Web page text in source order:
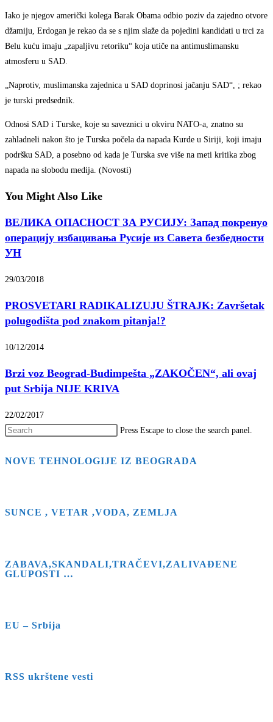
Iako je njegov američki kolega Barak Obama odbio poziv da zajedno otvore
džamiju, Erdogan je rekao da se s njim slaže da pojedini kandidati u trci za
Belu kuću imaju „zapaljivu retoriku“ koja utiče na antimuslimansku
atmosferu u SAD.
„Naprotiv, muslimanska zajednica u SAD doprinosi jačanju SAD“, ; rekao
je turski predsednik.
Odnosi SAD i Turske, koje su saveznici u okviru NATO-a, znatno su
zahladneli nakon što je Turska počela da napada Kurde u Siriji, koji imaju
podršku SAD, a posebno od kada je Turska sve više na meti kritika zbog
napada na slobodu medija. (Novosti)
You Might Also Like
ВЕЛИКА ОПАСНОСТ ЗА РУСИЈУ: Запад покренуо
операцију избацивања Русије из Савета безбедности
УН
29/03/2018
PROSVETARI RADIKALIZUJU ŠTRAJK: Završetak
polugodišta pod znakom pitanja!?
10/12/2014
Brzi voz Beograd-Budimpešta „ZAKOČEN“, ali ovaj
put Srbija NIJE KRIVA
22/02/2017
Press Escape to close the search panel.
NOVE TEHNOLOGIJE IZ BEOGRADA
SUNCE , VETAR ,VODA, ZEMLJA
ZABAVA,SKANDALI,TRAČEVI,ZALIVAĐENE
GLUPOSTI …
EU – Srbija
RSS ukrštene vesti